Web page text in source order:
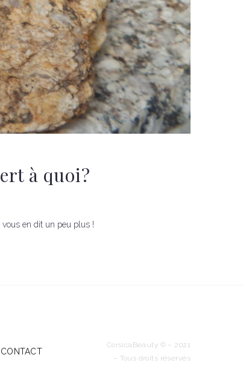
à quoi?
vous en dit un peu plus !
CONTACT
CorsicaBeauty © – 2021
– Tous droits réservés